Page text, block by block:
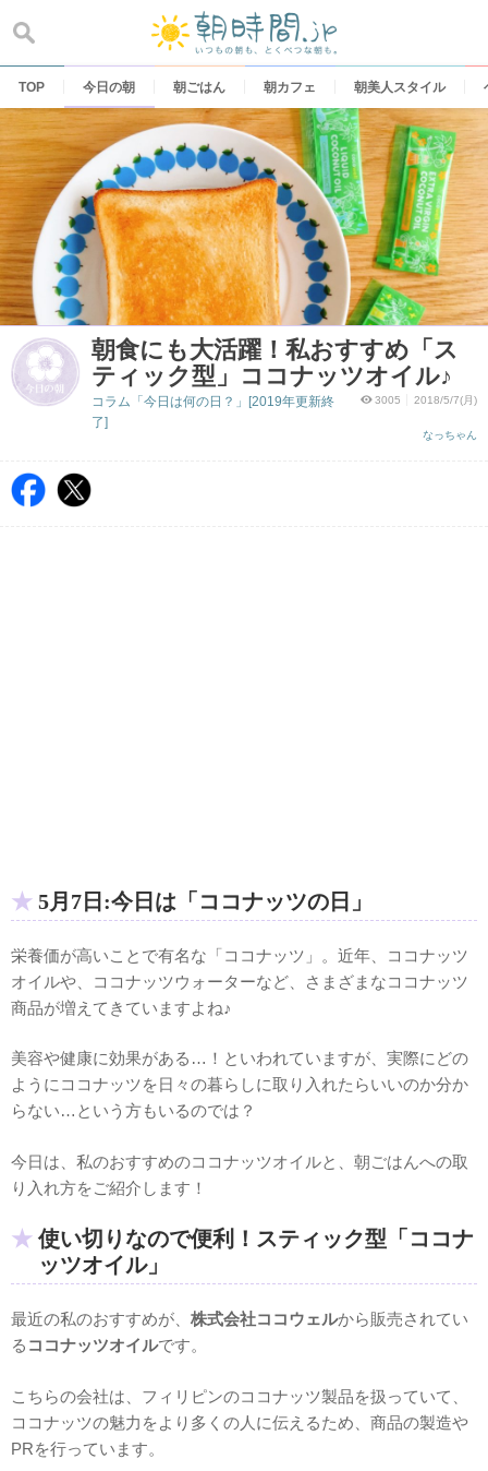
content
TOP 今日の朝 朝ごはん 朝カフェ 朝美人スタイル
朝食にも大活躍！私おすすめ「ス
ティック型」ココナッツオイル♪
3005 2018/5/7(月)
なっちゃん
コラム「今日は何の日？」[2019年更新終
了]
5月7日:今日は「ココナッツの日」
栄養価が高いことで有名な「ココナッツ」。近年、ココナッツ
オイルや、ココナッツウォーターなど、さまざまなココナッツ
商品が増えてきていますよね♪
美容や健康に効果がある…！といわれていますが、実際にどの
ようにココナッツを日々の暮らしに取り入れたらいいのか分か
らない…という方もいるのでは？
今日は、私のおすすめのココナッツオイルと、朝ごはんへの取
り入れ方をご紹介します！
使い切りなので便利！スティック型「ココナ
ッツオイル」
最近の私のおすすめが、 株式会社ココウェルから販売されてい
る ココナッツオイルです。
こちらの会社は、フィリピンのココナッツ製品を扱っていて、
ココナッツの魅力をより多くの人に伝えるため、商品の製造や
PRを行っています。